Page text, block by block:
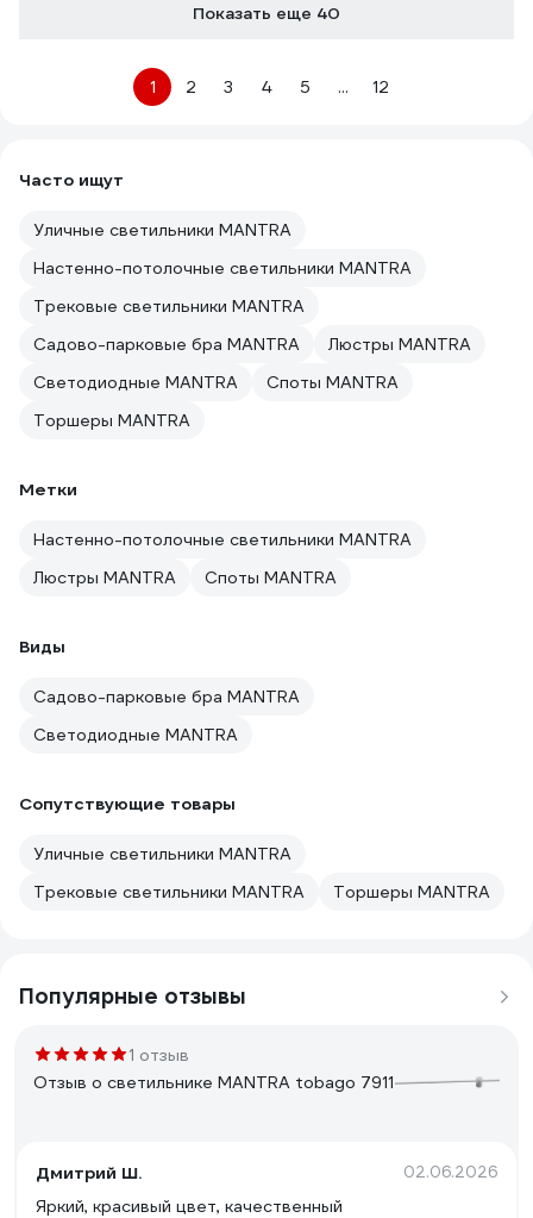
Показать еще 40
1 2 3 4 5 ... 12
Часто ищут
Уличные светильники MANTRA
Настенно-потолочные светильники MANTRA
Трековые светильники MANTRA
Садово-парковые бра MANTRA
Люстры MANTRA
Светодиодные MANTRA
Споты MANTRA
Торшеры MANTRA
Метки
Настенно-потолочные светильники MANTRA
Люстры MANTRA
Споты MANTRA
Виды
Садово-парковые бра MANTRA
Светодиодные MANTRA
Сопутствующие товары
Уличные светильники MANTRA
Трековые светильники MANTRA
Торшеры MANTRA
Популярные отзывы
1 отзыв
Отзыв о светильнике MANTRA tobago 7911
Дмитрий Ш. 02.06.2026
Яркий, красивый цвет, качественный